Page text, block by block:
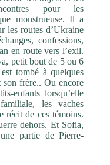
pour les
monstrueuse. Il a
les routes d’Ukraine
confessions,
en route vers l’exil.
petit bout de 5 ou 6
tombé à quelques
son frère.. Ou encore
enfants lorsqu’elle
les vaches
récit de ces témoins.
dehors. Et Sofia,
partie de Pierre-